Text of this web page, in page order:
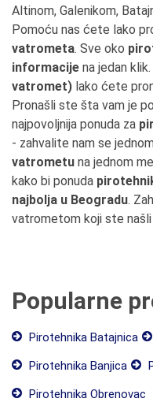
Altinom, Galenikom,
Pomoću nas ćete lako
vatrometa. Sve oko
informacije na jedan
vatromet) lako ćete
Pronašli ste šta vam je
najpovoljnija ponuda za
- zahvalite nam se
vatrometu na jednom
kako bi ponuda
najbolja u Beogradu.
vatrometom koji ste
Popularne
Pirotehnika Batajnica
Pirotehnika Banjica
Pirotehnika Obrenovac